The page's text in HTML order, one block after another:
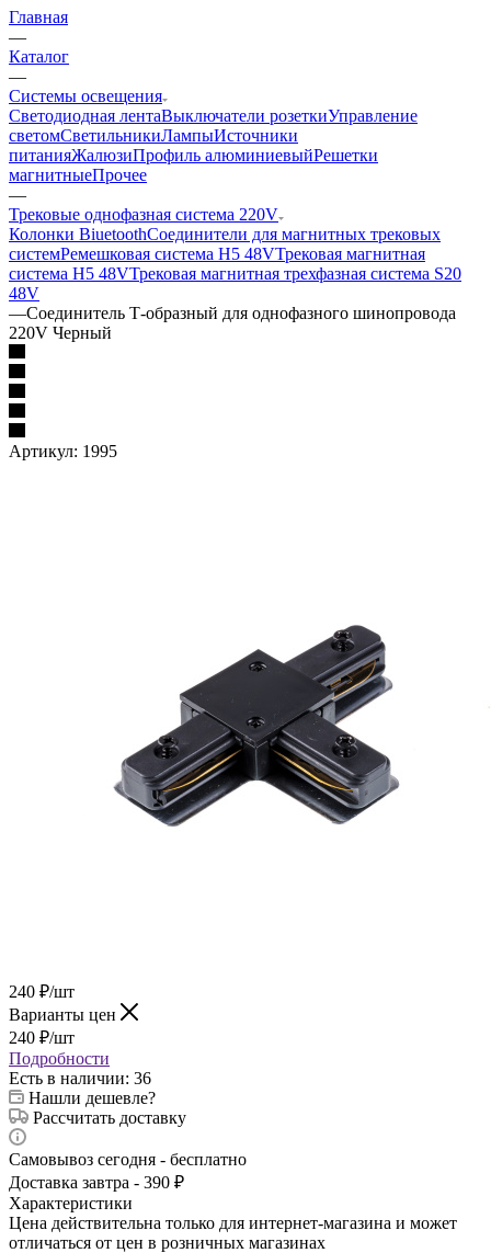
Главная
—
Каталог
—
Системы освещения
Светодиодная лентаВыключатели розеткиУправление
светомСветильникиЛампыИсточники
питанияЖалюзиПрофиль алюминиевыйРешетки
магнитныеПрочее
—
Трековые однофазная система 220V
Колонки BiuetoothСоединители для магнитных трековых
системРемешковая система H5 48VТрековая магнитная
система H5 48VТрековая магнитная трехфазная система S20
48V
—Соединитель Т-образный для однофазного шинопровода
220V Черный
Артикул: 1995
240 ₽/шт
Варианты цен
240 ₽/шт
Подробности
Есть в наличии: 36
Нашли дешевле?
Рассчитать доставку
Самовывоз сегодня - бесплатно
Доставка завтра - 390 ₽
Характеристики
Цена действительна только для интернет-магазина и может
отличаться от цен в розничных магазинах